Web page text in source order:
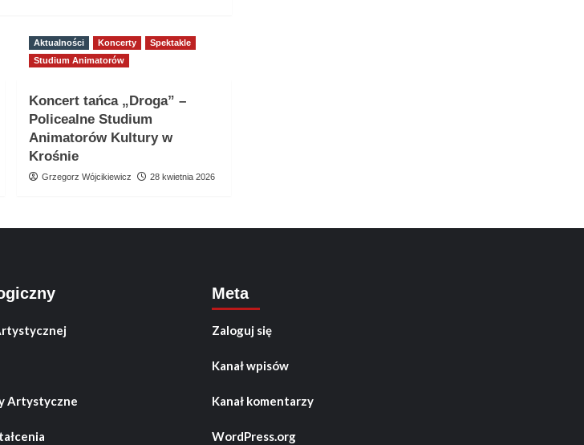
Aktualności Koncerty
Spektakle
Studium Animatorów
Koncert tańca „Droga” –
Policealne Studium
Animatorów Kultury w
Krośnie
Grzegorz Wójcikiewicz 28 kwietnia 2026
Artystyczne
Meta
Zaloguj się
Kanał wpisów
Kanał komentarzy
WordPress.org